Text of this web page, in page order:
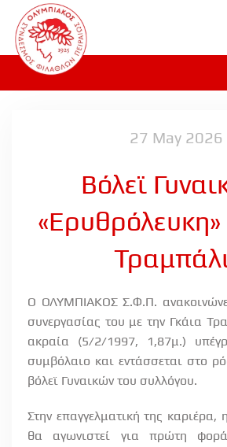
Skip to main content
27 May 2026
Βόλεϊ
«Ερυθρόλευκη»
Ο ΟΛΥΜΠΙΑΚΟΣ Σ.Φ.Π.
συνεργασίας του με την Γκάια
ακραία (5/2/1997, 1,87μ.)
συμβόλαιο και εντάσσεται στο
βόλεϊ Γυναικών του συλλόγου.
Στην επαγγελματική της καριέρα,
θα αγωνιστεί για πρώτη φορά